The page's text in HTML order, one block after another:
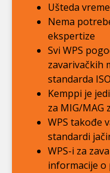
Ušteda
Nema
ekspertize
Svi WPS
zavarivačkih
standarda
Kemppi je
za MIG/MAG
WPS takođe
standardi
WPS-i za
informacije o